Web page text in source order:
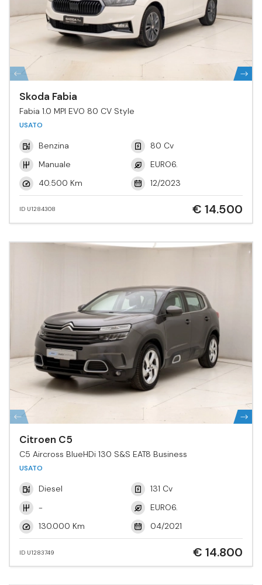
Skoda Fabia
Fabia 1.0 MPI EVO 80 CV Style
USATO
Benzina
80 Cv
Manuale
EURO6.
40.500 Km
12/2023
ID U1284308 € 14.500
Citroen C5
C5 Aircross BlueHDi 130 S&S EAT8 Business
USATO
Diesel
131 Cv
-
EURO6.
130.000 Km
04/2021
ID U1283749 € 14.800